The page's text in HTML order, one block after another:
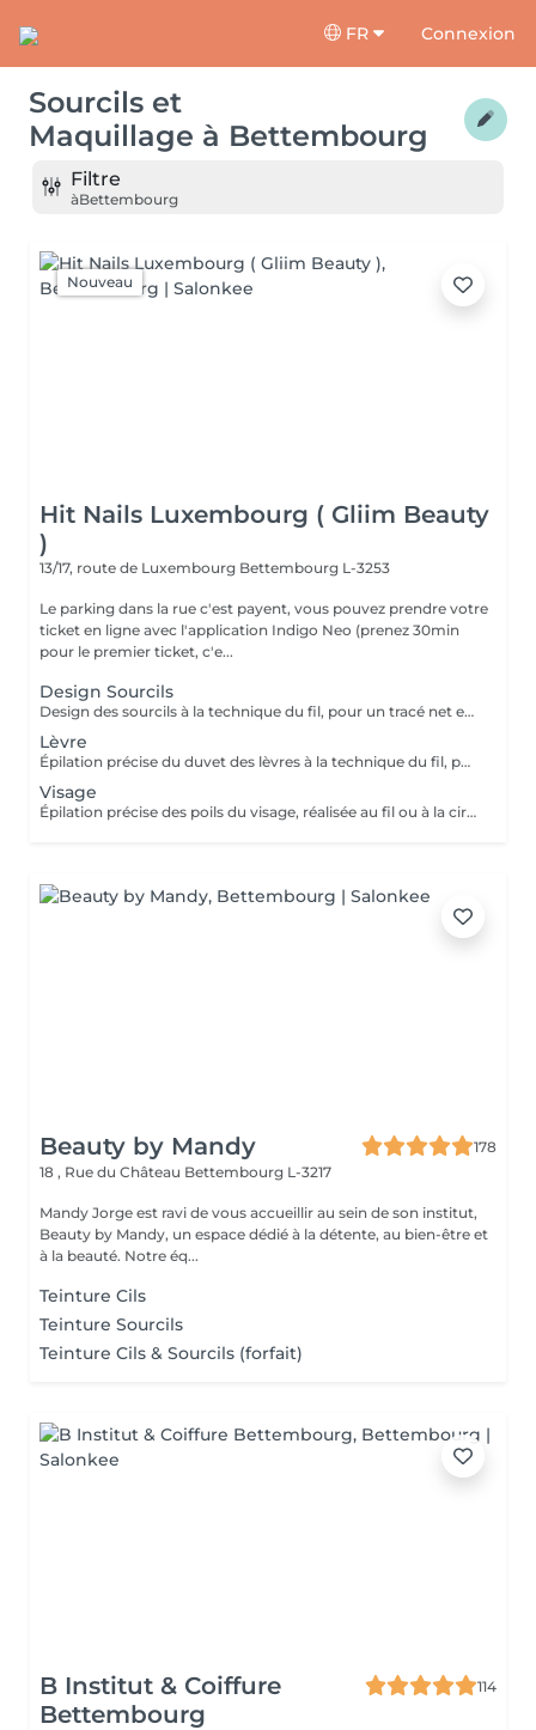
FR Connexion
Sourcils et
Maquillage à Bettembourg
Filtre
àBettembourg
Nouveau
Hit Nails Luxembourg ( Gliim Beauty
)
13/17, route de Luxembourg Bettembourg L-3253
Le parking dans la rue c'est payent, vous pouvez prendre votre
ticket en ligne avec l'application Indigo Neo (prenez 30min
pour le premier ticket, c'e...
Design Sourcils
Design des sourcils à la technique du fil, pour un tracé net et harmonieux. Le service comprend la définition de la forme adaptée à votre visage, pour un résultat naturel et parfaitement structuré.
Lèvre
Épilation précise du duvet des lèvres à la technique du fil, pour un contour net et lisse. Le service assure un résultat délicat, confortable et parfaitement soigné.
Visage
Épilation précise des poils du visage, réalisée au fil ou à la cire, pour un teint net et lisse. Le service inclut la préparation et le soin de la peau, assurant un résultat confortable, soigné et durable.
Beauty by Mandy
178
18 , Rue du Château Bettembourg L-3217
Mandy Jorge est ravi de vous accueillir au sein de son institut,
Beauty by Mandy, un espace dédié à la détente, au bien-être et
à la beauté. Notre éq...
Teinture Cils
Teinture Sourcils
Teinture Cils & Sourcils (forfait)
B Institut & Coiffure
Bettembourg
114